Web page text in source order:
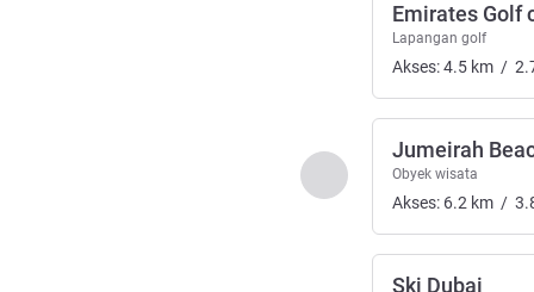
Sebelumnya - Seni,
Emirates Golf
Lapangan golf
Akses:4.5 km /
Jumeirah
Obyek wisata
Akses: 6.2 km /
Ski Dubai